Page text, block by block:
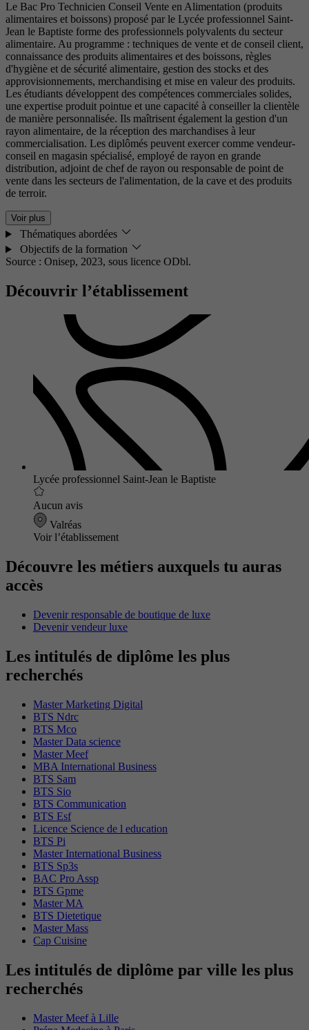
Le Bac Pro Technicien Conseil Vente en Alimentation (produits
alimentaires et boissons) proposé par le Lycée professionnel Saint-
Jean le Baptiste forme des professionnels polyvalents du secteur
alimentaire. Au programme : techniques de vente et de conseil client,
connaissance des produits alimentaires et des boissons, règles
d'hygiène et de sécurité alimentaire, gestion des stocks et des
approvisionnements, merchandising et mise en valeur des produits.
Les étudiants développent des compétences commerciales solides,
une expertise produit pointue et une capacité à conseiller la clientèle
de manière personnalisée. Ils maîtrisent également la gestion d'un
rayon alimentaire, de la réception des marchandises à leur
commercialisation. Les diplômés peuvent exercer comme vendeur-
conseil en magasin spécialisé, employé de rayon en grande
distribution, adjoint de chef de rayon ou responsable de point de
vente dans les secteurs de l'alimentation, de la cave et des produits
de terroir.
Voir plus
Thématiques abordées
Objectifs de la formation
Source : Onisep, 2023, sous licence ODbl.
Découvrir l’établissement
Lycée professionnel Saint-Jean le Baptiste
Aucun avis
Valréas
Voir l’établissement
Découvre les métiers auxquels tu auras
accès
Devenir responsable de boutique de luxe
Devenir vendeur luxe
Les intitulés de diplôme les plus
recherchés
Master Marketing Digital
BTS Ndrc
BTS Mco
Master Data science
Master Meef
MBA International Business
BTS Sam
BTS Sio
BTS Communication
BTS Esf
Licence Science de l education
BTS Pi
Master International Business
BTS Sp3s
BAC Pro Assp
BTS Gpme
Master MA
BTS Dietetique
Master Mass
Cap Cuisine
Les intitulés de diplôme par ville les plus
recherchés
Master Meef à Lille